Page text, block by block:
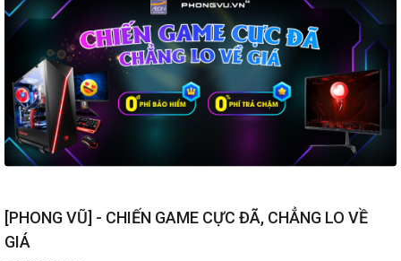
[PHONG VŨ] - CHIẾN GAME CỰC ĐÃ, CHẲNG LO VỀ
GIÁ